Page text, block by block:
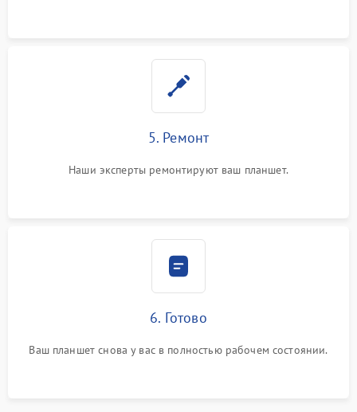
5. Ремонт
Наши эксперты ремонтируют ваш планшет.
6. Готово
Ваш планшет снова у вас в полностью рабочем состоянии.